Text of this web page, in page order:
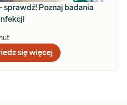
sprawdź! Poznaj badania
się więcej